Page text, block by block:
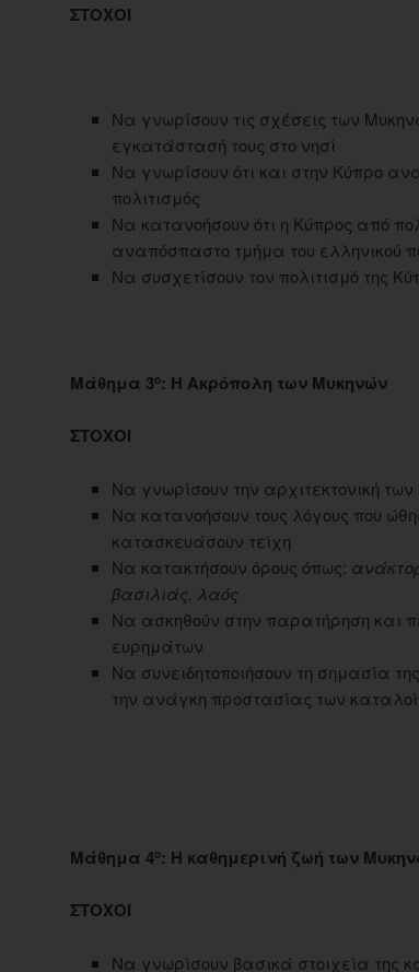
ΣΤΟΧΟΙ
Να γνωρίσουν τις σχέσεις των
εγκατάστασή τους στο νησί
Να γνωρίσουν ότι και στην Κύπρο
πολιτισμός
Να κατανοήσουν ότι η Κύπρος από
αναπόσπαστο τμήμα του ελληνικού
Να συσχετίσουν τον πολιτισμό της
Μάθημα 3ο: Η Ακρόπολη των Μυκηνών
ΣΤΟΧΟΙ
Να γνωρίσουν την αρχιτεκτονική
Να κατανοήσουν τους λόγους που
κατασκευάσουν τείχη
Να κατακτήσουν όρους όπως:
βασιλιάς, λαός
Να ασκηθούν στην παρατήρηση και
ευρημάτων
Να συνειδητοποιήσουν τη σημασία
την ανάγκη προστασίας των
Μάθημα 4ο: Η καθημερινή ζωή των
ΣΤΟΧΟΙ
Να γνωρίσουν βασικά στοιχεία της